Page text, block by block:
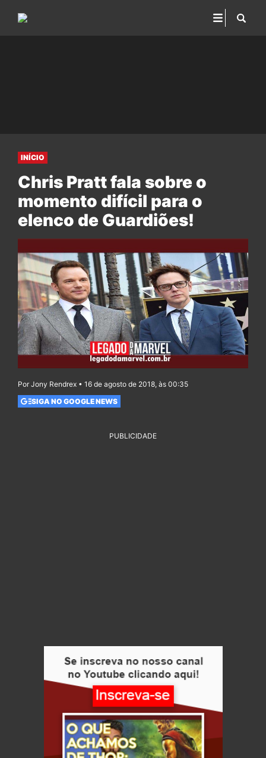
INÍCIO
Chris Pratt fala sobre o
momento difícil para o
elenco de Guardiões!
Por Jony Rendrex • 16 de agosto de 2018, às 00:35
SIGA NO GOOGLE NEWS
PUBLICIDADE